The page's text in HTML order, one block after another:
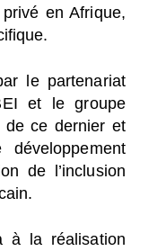
en Afrique,
le partenariat
et le groupe
de ce dernier et
de l’inclusion
à la réalisation